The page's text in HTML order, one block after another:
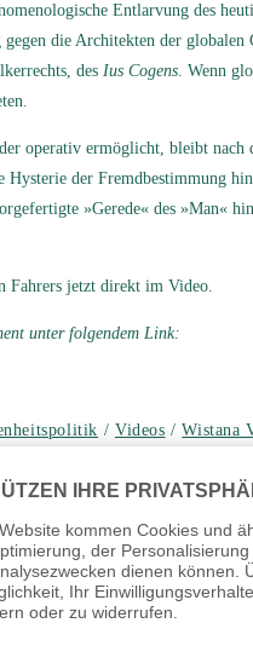
Entlarvung des
die Architekten der
des Ius Cogens. Wenn
operativ ermöglicht, bleibt
der Fremdbestimmung
»Gerede« des »Man«
Fahrers jetzt direkt im Video.
unter folgendem Link:
/ Videos / Wistana
Souveränität am